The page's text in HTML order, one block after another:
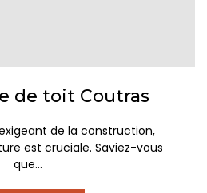
de toit Coutras
de la construction,
est cruciale. Saviez-vous
que...